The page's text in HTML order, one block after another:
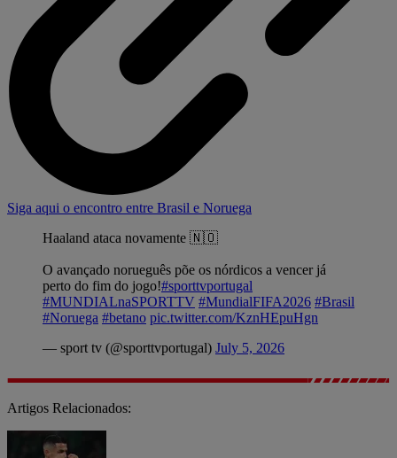
Siga aqui o encontro entre Brasil e Noruega
Haaland ataca novamente 🇳🇴
O avançado norueguês põe os nórdicos a vencer já
perto do fim do jogo!#sporttvportugal
#MUNDIALnaSPORTTV #MundialFIFA2026 #Brasil
#Noruega #betano pic.twitter.com/KznHEpuHgn
— sport tv (@sporttvportugal) July 5, 2026
Artigos Relacionados: